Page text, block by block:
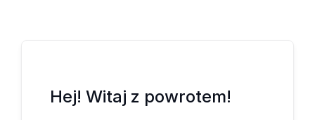
Hej! Witaj z powrotem!